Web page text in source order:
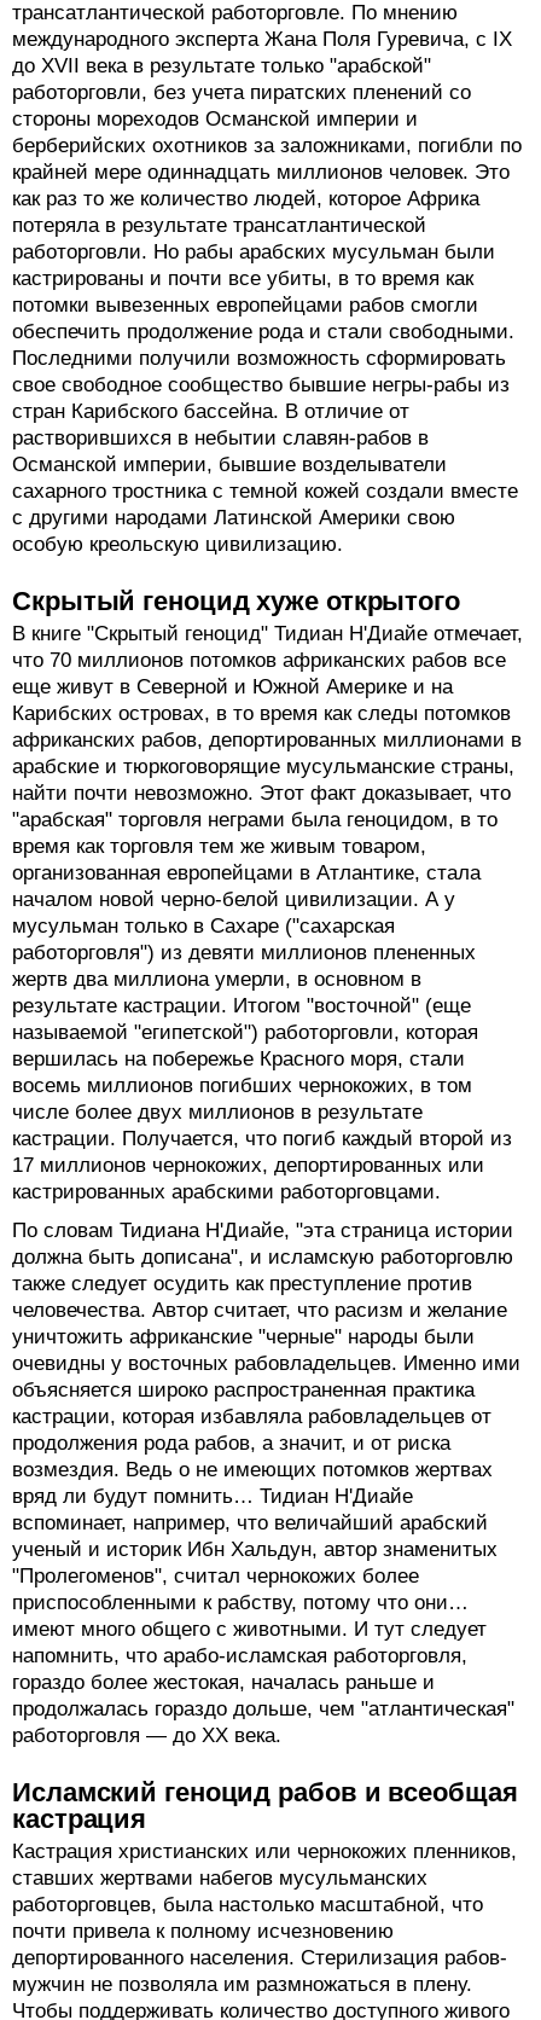
трансатлантической работорговле. По мнению
международного эксперта Жана Поля Гуревича, с IX
до XVII века в результате только "арабской"
работорговли, без учета пиратских пленений со
стороны мореходов Османской империи и
берберийских охотников за заложниками, погибли по
крайней мере одиннадцать миллионов человек. Это
как раз то же количество людей, которое Африка
потеряла в результате трансатлантической
работорговли. Но рабы арабских мусульман были
кастрированы и почти все убиты, в то время как
потомки вывезенных европейцами рабов смогли
обеспечить продолжение рода и стали свободными.
Последними получили возможность сформировать
свое свободное сообщество бывшие негры-рабы из
стран Карибского бассейна. В отличие от
растворившихся в небытии славян-рабов в
Османской империи, бывшие возделыватели
сахарного тростника с темной кожей создали вместе
с другими народами Латинской Америки свою
особую креольскую цивилизацию.
Скрытый геноцид хуже открытого
В книге "Скрытый геноцид" Тидиан Н'Диайе отмечает,
что 70 миллионов потомков африканских рабов все
еще живут в Северной и Южной Америке и на
Карибских островах, в то время как следы потомков
африканских рабов, депортированных миллионами в
арабские и тюркоговорящие мусульманские страны,
найти почти невозможно. Этот факт доказывает, что
"арабская" торговля неграми была геноцидом, в то
время как торговля тем же живым товаром,
организованная европейцами в Атлантике, стала
началом новой черно-белой цивилизации. А у
мусульман только в Сахаре ("сахарская
работорговля") из девяти миллионов плененных
жертв два миллиона умерли, в основном в
результате кастрации. Итогом "восточной" (еще
называемой "египетской") работорговли, которая
вершилась на побережье Красного моря, стали
восемь миллионов погибших чернокожих, в том
числе более двух миллионов в результате
кастрации. Получается, что погиб каждый второй из
17 миллионов чернокожих, депортированных или
кастрированных арабскими работорговцами.
По словам Тидиана Н'Диайе, "эта страница истории
должна быть дописана", и исламскую работорговлю
также следует осудить как преступление против
человечества. Автор считает, что расизм и желание
уничтожить африканские "черные" народы были
очевидны у восточных рабовладельцев. Именно ими
объясняется широко распространенная практика
кастрации, которая избавляла рабовладельцев от
продолжения рода рабов, а значит, и от риска
возмездия. Ведь о не имеющих потомков жертвах
вряд ли будут помнить… Тидиан Н'Диайе
вспоминает, например, что величайший арабский
ученый и историк Ибн Хальдун, автор знаменитых
"Пролегоменов", считал чернокожих более
приспособленными к рабству, потому что они…
имеют много общего с животными. И тут следует
напомнить, что арабо-исламская работорговля,
гораздо более жестокая, началась раньше и
продолжалась гораздо дольше, чем "атлантическая"
работорговля — до XX века.
Исламский геноцид рабов и всеобщая
кастрация
Кастрация христианских или чернокожих пленников,
ставших жертвами набегов мусульманских
работорговцев, была настолько масштабной, что
почти привела к полному исчезновению
депортированного населения. Стерилизация рабов-
мужчин не позволяла им размножаться в плену.
Чтобы поддерживать количество доступного живого